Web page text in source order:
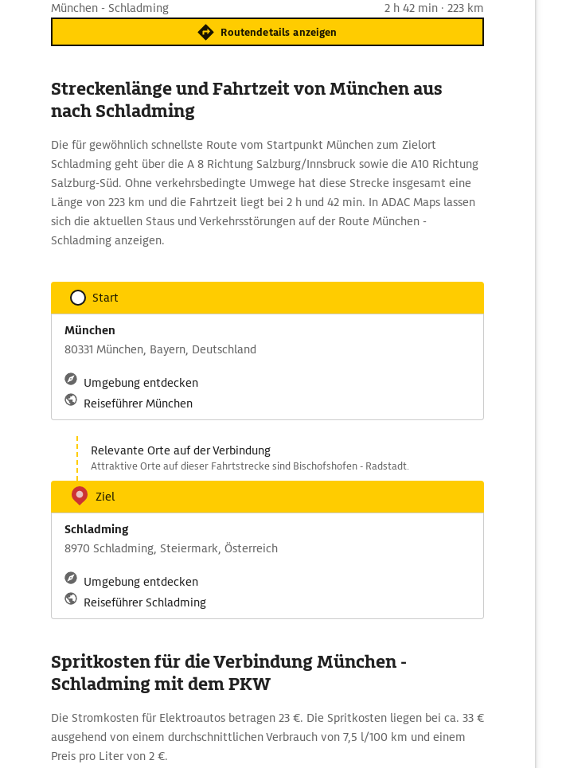
München - Schladming 2 h 42 min · 223 km
Routendetails anzeigen
Streckenlänge und Fahrtzeit von München aus
nach Schladming
Die für gewöhnlich schnellste Route vom Startpunkt München zum Zielort
Schladming geht über die A 8 Richtung Salzburg/Innsbruck sowie die A10 Richtung
Salzburg-Süd. Ohne verkehrsbedingte Umwege hat diese Strecke insgesamt eine
Länge von 223 km und die Fahrtzeit liegt bei 2 h und 42 min. In ADAC Maps lassen
sich die aktuellen Staus und Verkehrsstörungen auf der Route München -
Schladming anzeigen.
Start
München
80331 München, Bayern, Deutschland
Umgebung entdecken
Reiseführer München
Relevante Orte auf der Verbindung
Attraktive Orte auf dieser Fahrtstrecke sind Bischofshofen - Radstadt.
Ziel
Schladming
8970 Schladming, Steiermark, Österreich
Umgebung entdecken
Reiseführer Schladming
Spritkosten für die Verbindung München -
Schladming mit dem PKW
Die Stromkosten für Elektroautos betragen 23 €. Die Spritkosten liegen bei ca. 33 €
ausgehend von einem durchschnittlichen Verbrauch von 7,5 l/100 km und einem
Preis pro Liter von 2 €.